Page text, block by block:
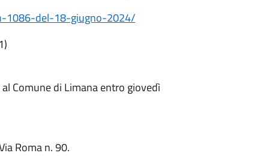
1086-del-18-giugno-2024/
Comune di Limana entro giovedì
Roma n. 90.